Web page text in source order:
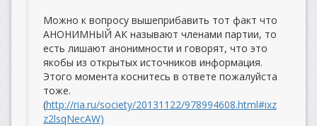
Можно к вопросу вышеприбавить тот факт что
АНОНИМНЫЙ АК называют членами партии, то
есть лишают анонимности и говорят, что это
якобы из открытых источников информация.
Этого момента коснитесь в ответе пожалуйста
тоже.
(http://ria.ru/society/20131122/978994608.html#ixz
z2lsqNecAW)